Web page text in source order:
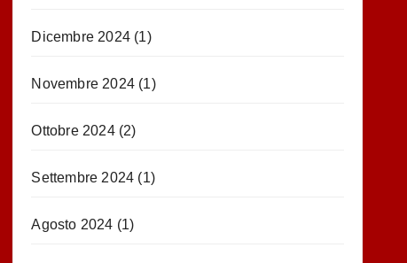
Dicembre 2024(1)
Novembre 2024(1)
Ottobre 2024(2)
Settembre 2024 (1)
Agosto 2024 (1)